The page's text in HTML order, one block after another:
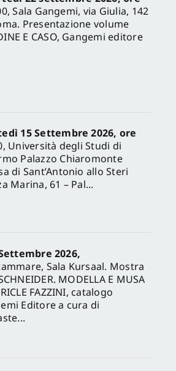
Sala Gangemi, via Giulia, 142
Presentazione volume
E CASO, Gangemi editore
15 Settembre 2026, ore
Università degli Studi di
Palazzo Chiaromonte
di Sant’Antonio allo Steri
Marina, 61 – Pal...
2026,
Sala Kursaal. Mostra
MODELLA E MUSA
FAZZINI, catalogo
Editore a cura di